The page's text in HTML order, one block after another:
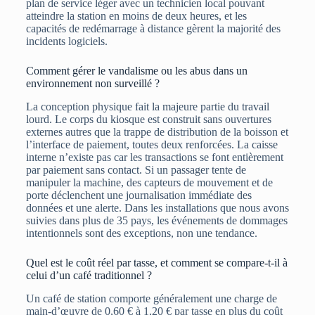
plan de service léger avec un technicien local pouvant
atteindre la station en moins de deux heures, et les
capacités de redémarrage à distance gèrent la majorité des
incidents logiciels.
Comment gérer le vandalisme ou les abus dans un
environnement non surveillé ?
La conception physique fait la majeure partie du travail
lourd. Le corps du kiosque est construit sans ouvertures
externes autres que la trappe de distribution de la boisson et
l’interface de paiement, toutes deux renforcées. La caisse
interne n’existe pas car les transactions se font entièrement
par paiement sans contact. Si un passager tente de
manipuler la machine, des capteurs de mouvement et de
porte déclenchent une journalisation immédiate des
données et une alerte. Dans les installations que nous avons
suivies dans plus de 35 pays, les événements de dommages
intentionnels sont des exceptions, non une tendance.
Quel est le coût réel par tasse, et comment se compare-t-il à
celui d’un café traditionnel ?
Un café de station comporte généralement une charge de
main-d’œuvre de 0,60 € à 1,20 € par tasse en plus du coût